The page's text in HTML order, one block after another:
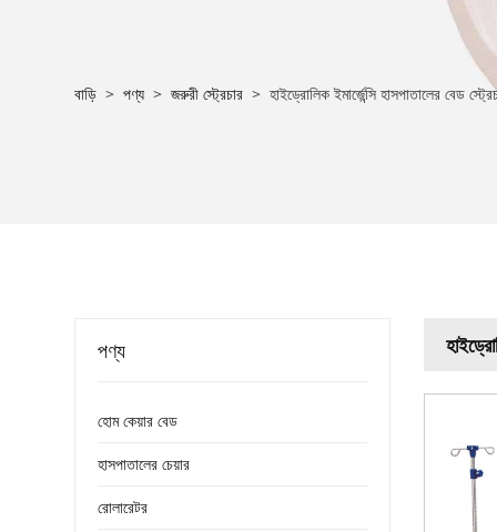
বাড়ি > পণ্য > জরুরী স্ট্রেচার > হাইড্রোলিক ইমার্জেন্সি হাসপাতালের বেড
পণ্য
হোম কেয়ার বেড
হাসপাতালের চেয়ার
রোলারেটর